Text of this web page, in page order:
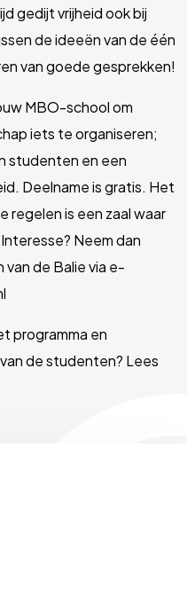
gedijt vrijheid ook bij
de ideeën van de één
van goede gesprekken!
MBO-school om
iets te organiseren;
studenten en een
Deelname is gratis. Het
is een zaal waar
Neem dan
de Balie via e-
programma en
de studenten? Lees